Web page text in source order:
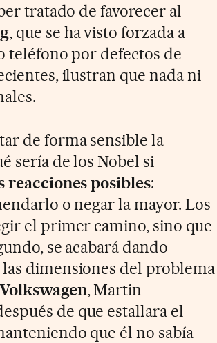
tratado de favorecer al
, que se ha visto forzada a
teléfono por defectos de
ilustran que nada ni
de forma sensible la
sería de los Nobel si
reacciones posibles:
o negar la mayor. Los
el primer camino, sino que
se acabará dando
dimensiones del problema
, Martin
de que estallara el
que él no sabía